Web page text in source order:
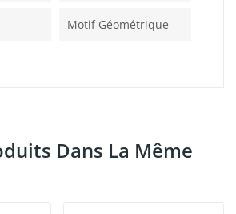
Motif Géométrique
Dans La Même